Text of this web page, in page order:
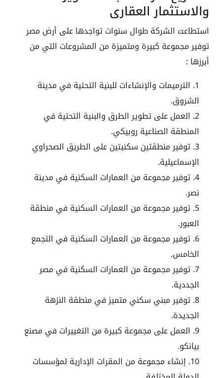
والاستثمار العقاري
استطاعت الشركة طوال سنوات تواجدها على أرض مصر
توفير مجموعة كبيرة ومتميزة من المشروعات التي من
أبرزها :
الترميمات والإنشاءات للبنية التحتية في مدينة
الشروق.
العمل على تطوير الطرق والبنية التحتية في
المنطقة الصناعية روبيكي.
توفير منطقتين سكنيتين على الطريق الصحراوي
الإسماعيلية.
توفير مجموعة من العمارات السكنية في مدينة
نصر.
توفير مجموعة من العمارات السكنية في منطقة
العبور.
توفير مجموعة من العمارات السكنية في التجمع
الخامس.
توفير مجموعة من العمارات السكنية في مصر
الجددية.
توفير مبني سكني متميز في منطقة النزهة
الجديدة.
العمل على مجموعة كبيرة من التغييرات في مصنع
بيانكو.
إنشاء مجموعة من المقرات الإدارية لمؤسسات